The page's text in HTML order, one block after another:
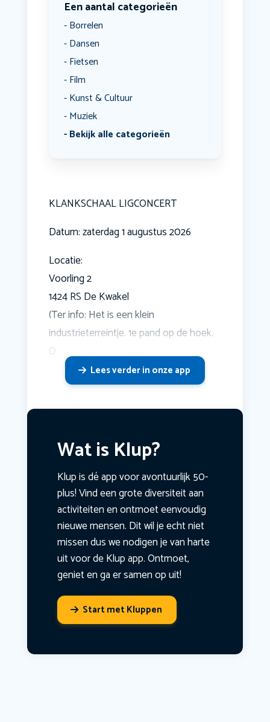
Een aantal categorieën
Borrelen
Dansen
Fietsen
Film
Kunst & Cultuur
Muziek
Bekijk alle categorieën
KLANKSCHAAL LIGCONCERT
Datum: zaterdag 1 augustus 2026
Locatie:
Voorling 2
1424 RS De Kwakel
(Ter info: Het is een klein
industrieterreintje. 1e pand op de hoek.
O
Lees verder in onze app
Wat is Klup?
Klup is dé app voor avontuurlijk 50-
plus! Vind een grote diversiteit aan
activiteiten en ontmoet eenvoudig
nieuwe mensen. Dit wil je echt niet
missen dus we nodigen je van harte
uit voor de Klup app. Ontmoet,
geniet en ga er samen op uit!
Start met Kluppen